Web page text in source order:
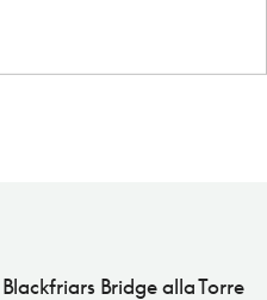
Bridge alla Torre